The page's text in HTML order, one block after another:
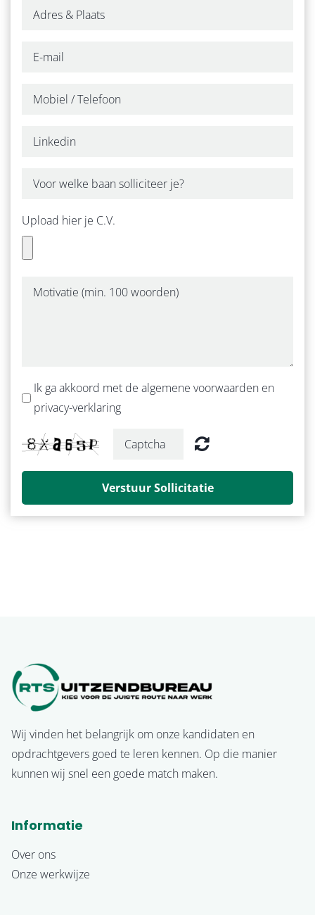
Upload hier je C.V.
Ik ga akkoord met de algemene voorwaarden en
privacy-verklaring
Verstuur Sollicitatie
Wij vinden het belangrijk om onze kandidaten en
opdrachtgevers goed te leren kennen. Op die manier
kunnen wij snel een goede match maken.
Informatie
Over ons
Onze werkwijze